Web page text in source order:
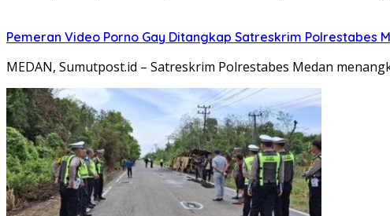
Pemeran Video Porno Gay Ditangkap Satreskrim Polrestabes
MEDAN, Sumutpost.id – Satreskrim Polrestabes Medan